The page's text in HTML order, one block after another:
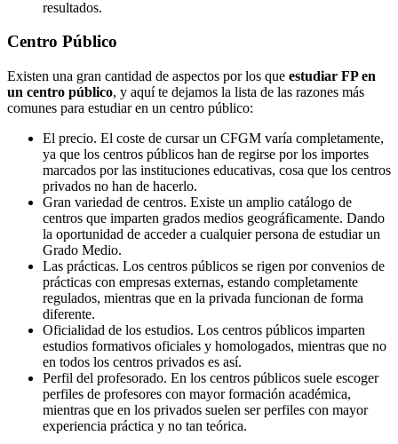
resultados.
Centro Público
Existen una gran cantidad de aspectos por los que estudiar FP en
un centro público, y aquí te dejamos la lista de las razones más
comunes para estudiar en un centro público:
El precio. El coste de cursar un CFGM varía completamente,
ya que los centros públicos han de regirse por los importes
marcados por las instituciones educativas, cosa que los centros
privados no han de hacerlo.
Gran variedad de centros. Existe un amplio catálogo de
centros que imparten grados medios geográficamente. Dando
la oportunidad de acceder a cualquier persona de estudiar un
Grado Medio.
Las prácticas. Los centros públicos se rigen por convenios de
prácticas con empresas externas, estando completamente
regulados, mientras que en la privada funcionan de forma
diferente.
Oficialidad de los estudios. Los centros públicos imparten
estudios formativos oficiales y homologados, mientras que no
en todos los centros privados es así.
Perfil del profesorado. En los centros públicos suele escoger
perfiles de profesores con mayor formación académica,
mientras que en los privados suelen ser perfiles con mayor
experiencia práctica y no tan teórica.